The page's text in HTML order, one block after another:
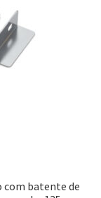
com batente de